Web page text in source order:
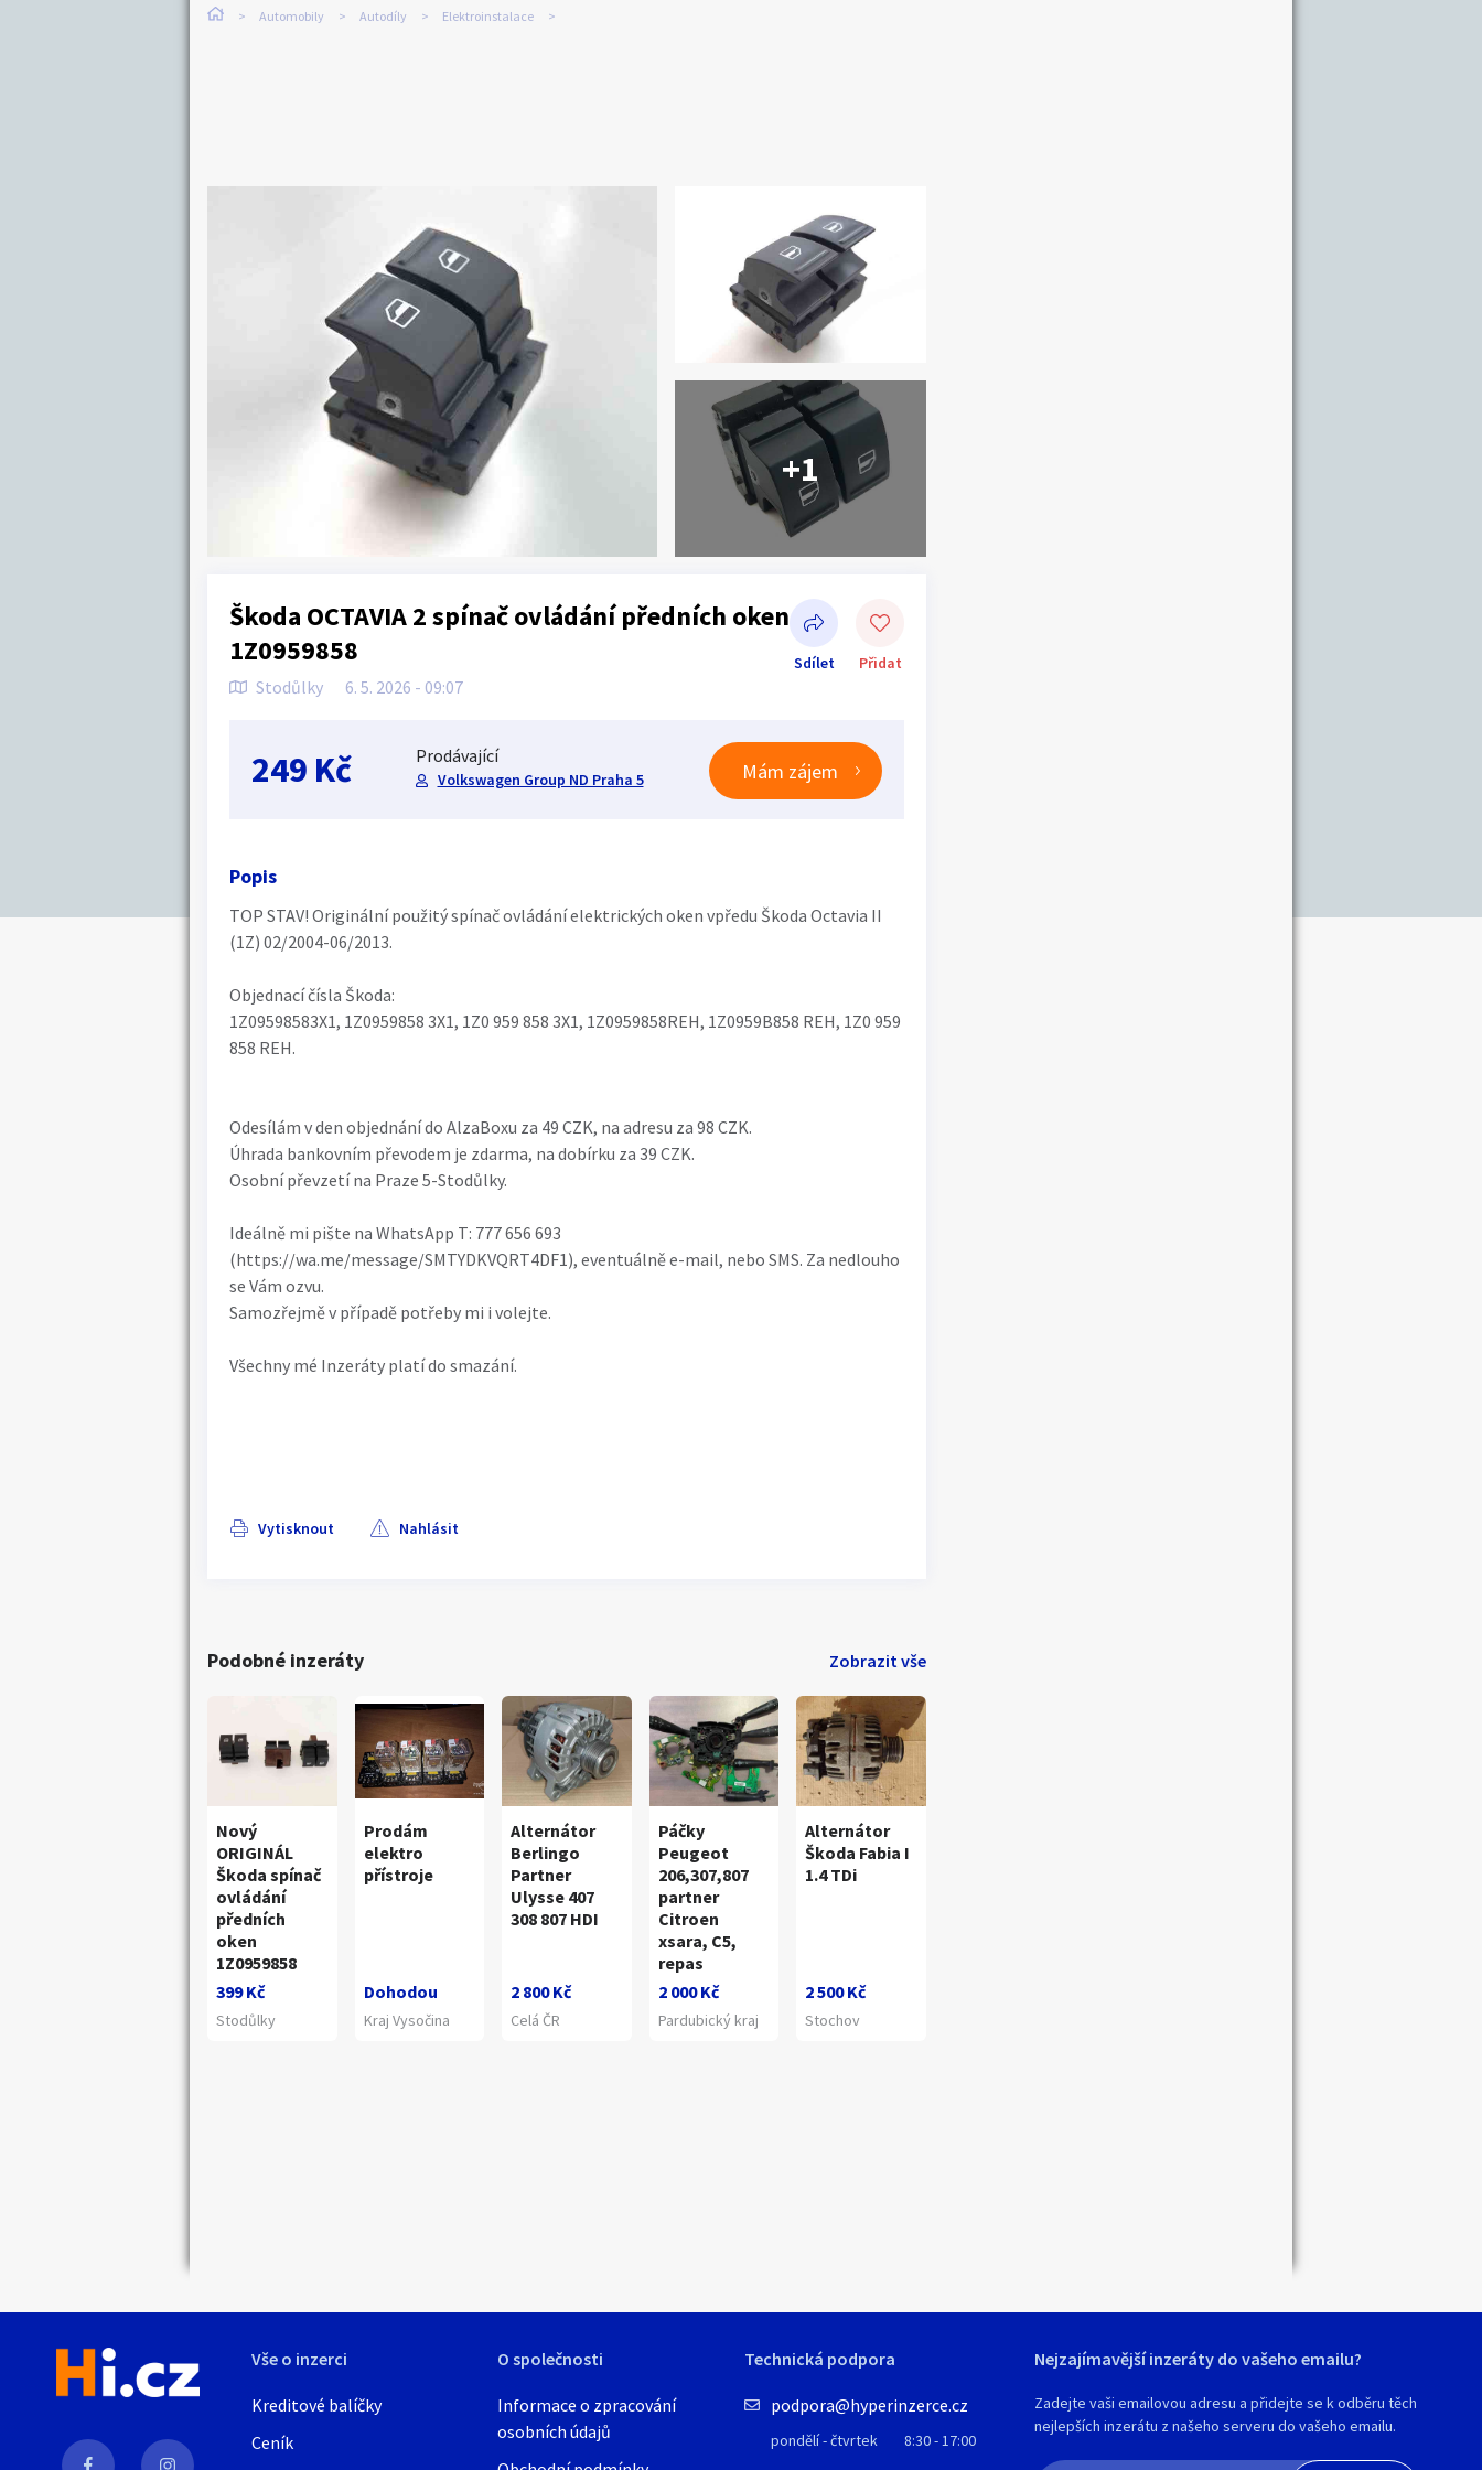
Automobily Autodíly Elektroinstalace
+1
Škoda OCTAVIA 2 spínač ovládání předních oken
1Z0959858
Stodůlky 6. 5. 2026 - 09:07
Sdílet Přidat
Sdílet na Facebooku
249 Kč Prodávající
Volkswagen Group ND Praha 5 Mám zájem
Popis
TOP STAV! Originální použitý spínač ovládání elektrických oken vpředu Škoda Octavia II
(1Z) 02/2004-06/2013.
Objednací čísla Škoda:
1Z09598583X1, 1Z0959858 3X1, 1Z0 959 858 3X1, 1Z0959858REH, 1Z0959B858 REH, 1Z0 959
858 REH.
Odesílám v den objednání do AlzaBoxu za 49 CZK, na adresu za 98 CZK.
Úhrada bankovním převodem je zdarma, na dobírku za 39 CZK.
Osobní převzetí na Praze 5-Stodůlky.
Ideálně mi pište na WhatsApp T: 777 656 693
(https://wa.me/message/SMTYDKVQRT4DF1), eventuálně e-mail, nebo SMS. Za nedlouho
se Vám ozvu.
Samozřejmě v případě potřeby mi i volejte.
Všechny mé Inzeráty platí do smazání.
Vytisknout Nahlásit
Podobné inzeráty Zobrazit vše
Nový
ORIGINÁL
Škoda spínač
ovládání
předních
oken
1Z0959858
399 Kč
Stodůlky
Prodám
elektro
přístroje
Dohodou
Kraj Vysočina
Alternátor
Berlingo
Partner
Ulysse 407
308 807 HDI
2 800 Kč
Celá ČR
Páčky
Peugeot
206,307,807
partner
Citroen
xsara, C5,
repas
2 000 Kč
Pardubický kraj
Alternátor
Škoda Fabia I
1.4 TDi
2 500 Kč
Stochov
Vše o inzerci
Kreditové balíčky
Ceník
O společnosti
Informace o zpracování
osobních údajů
Technická podpora
podpora@hyperinzerce.cz
pondělí - čtvrtek 8:30 - 17:00
Nejzajímavější inzeráty do vašeho emailu?
Zadejte vaši emailovou adresu a přidejte se k odběru těch
nejlepších inzerátu z našeho serveru do vašeho emailu.